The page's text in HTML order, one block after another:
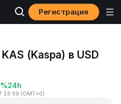
Регистрация
(Kaspa) в USD
24h
19:09 (GMT+0)